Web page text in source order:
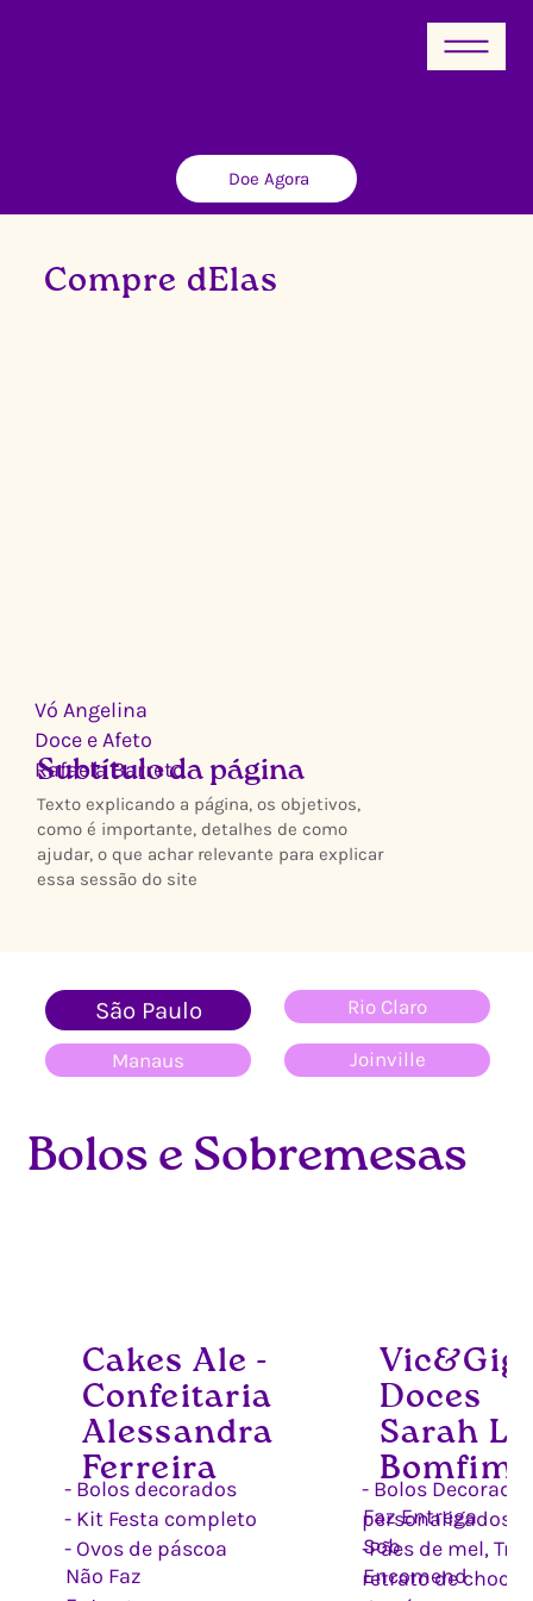
Doe Agora
Vó Angelina
Doce e Afeto
Rafaela Barreto
Subtítulo da página
Texto explicando a página, os objetivos,
como é importante, detalhes de como
ajudar, o que achar relevante para explicar
essa sessão do site
Compre dElas
São Paulo Rio Claro
Manaus Joinville
Bolos e Sobremesas
Cakes Ale -
Confeitaria
Alessandra
Ferreira
- Bolos decorados
- Kit Festa completo
- Ovos de páscoa
Não Faz
Vic&Gigi
Doces
Sarah
Bomfim
- Bolos
personalizados
-Pães de mel,
retrato de
Faz Entrega
Sob
Encomend